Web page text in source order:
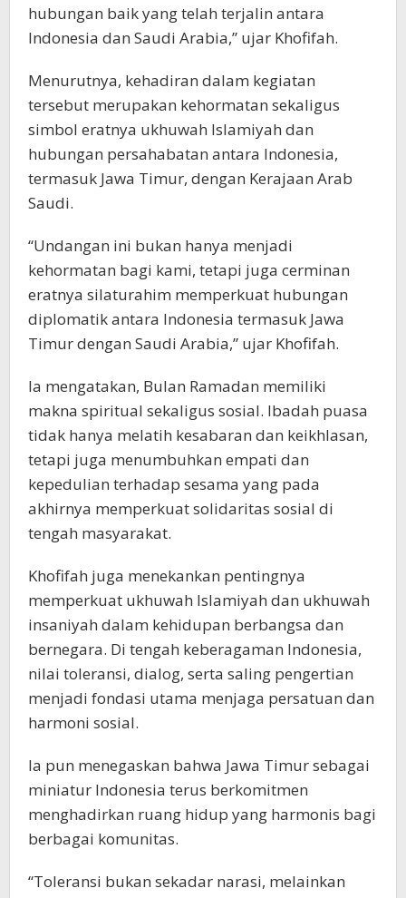
hubungan baik yang telah terjalin antara
Indonesia dan Saudi Arabia,” ujar Khofifah.
Menurutnya, kehadiran dalam kegiatan
tersebut merupakan kehormatan sekaligus
simbol eratnya ukhuwah Islamiyah dan
hubungan persahabatan antara Indonesia,
termasuk Jawa Timur, dengan Kerajaan Arab
Saudi.
“Undangan ini bukan hanya menjadi
kehormatan bagi kami, tetapi juga cerminan
eratnya silaturahim memperkuat hubungan
diplomatik antara Indonesia termasuk Jawa
Timur dengan Saudi Arabia,” ujar Khofifah.
Ia mengatakan, Bulan Ramadan memiliki
makna spiritual sekaligus sosial. Ibadah puasa
tidak hanya melatih kesabaran dan keikhlasan,
tetapi juga menumbuhkan empati dan
kepedulian terhadap sesama yang pada
akhirnya memperkuat solidaritas sosial di
tengah masyarakat.
Khofifah juga menekankan pentingnya
memperkuat ukhuwah Islamiyah dan ukhuwah
insaniyah dalam kehidupan berbangsa dan
bernegara. Di tengah keberagaman Indonesia,
nilai toleransi, dialog, serta saling pengertian
menjadi fondasi utama menjaga persatuan dan
harmoni sosial.
Ia pun menegaskan bahwa Jawa Timur sebagai
miniatur Indonesia terus berkomitmen
menghadirkan ruang hidup yang harmonis bagi
berbagai komunitas.
“Toleransi bukan sekadar narasi, melainkan